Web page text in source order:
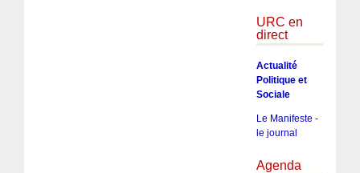
URC en
direct
Actualité
Politique et
Sociale
Le Manifeste -
le journal
Agenda